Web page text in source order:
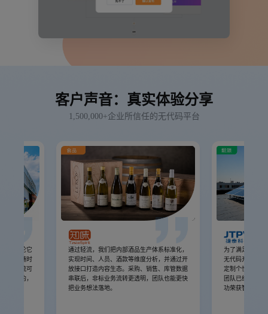
客户声音：真实体验分享
1,500,000+企业所信任的无代码平台
系统无论它
有办法随时
但是轻流可
演化的，
通过轻流，我们把内部酒品生产体系标准化，
实现时间、人员、酒款等维度分析，并通过开
放接口打造内容生态。采购、销售、库管数据
串联后，非标业务流转更透明，团队也能更快
把业务想法落地。
为了满足企业业
无代码开发平台
定制个性化系统
团队已经连续
功荣获智慧工厂